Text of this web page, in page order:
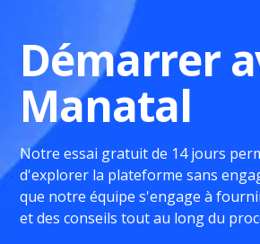
Démarrer
Manatal
Notre essai gratuit de 14 jours
d'explorer la plateforme sans
que notre équipe s'engage à
et des conseils tout au long du